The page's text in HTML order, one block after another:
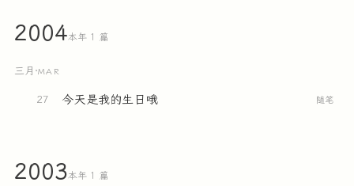
2004本年 1 篇
三月 ·MAR
27 今天是我的生日哦 随笔
2003本年 1 篇